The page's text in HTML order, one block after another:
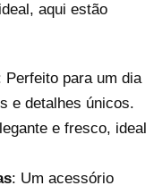
aqui estão
Perfeito para um dia
e detalhes únicos.
e fresco, ideal
: Um acessório